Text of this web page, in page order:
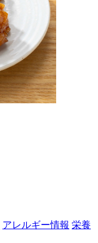
アレルギー情報 栄養